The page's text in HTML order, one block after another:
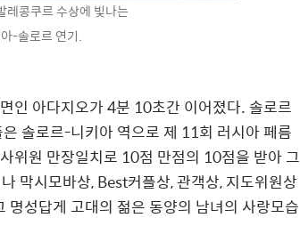
콩쿠르 수상에 빛나는
-솔로르 연기.
인 아다지오가 4분 10초간 이어졌다. 솔로르
솔로르-니키아 역으로 제 11회 러시아 페름
원 만장일치로 10점 만점의 10점을 받아 그
막시모바상, Best커플상, 관객상, 지도위원상
성답게 고대의 젊은 동양의 남녀의 사랑모습